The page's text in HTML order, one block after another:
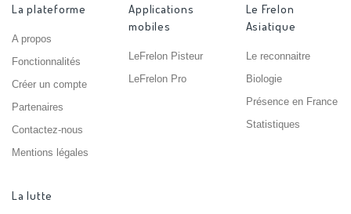
La plateforme
A propos
Fonctionnalités
Créer un compte
Partenaires
Contactez-nous
Mentions légales
Applications
mobiles
LeFrelon Pisteur
LeFrelon Pro
Le Frelon
Asiatique
Le reconnaitre
Biologie
Présence en France
Statistiques
La lutte